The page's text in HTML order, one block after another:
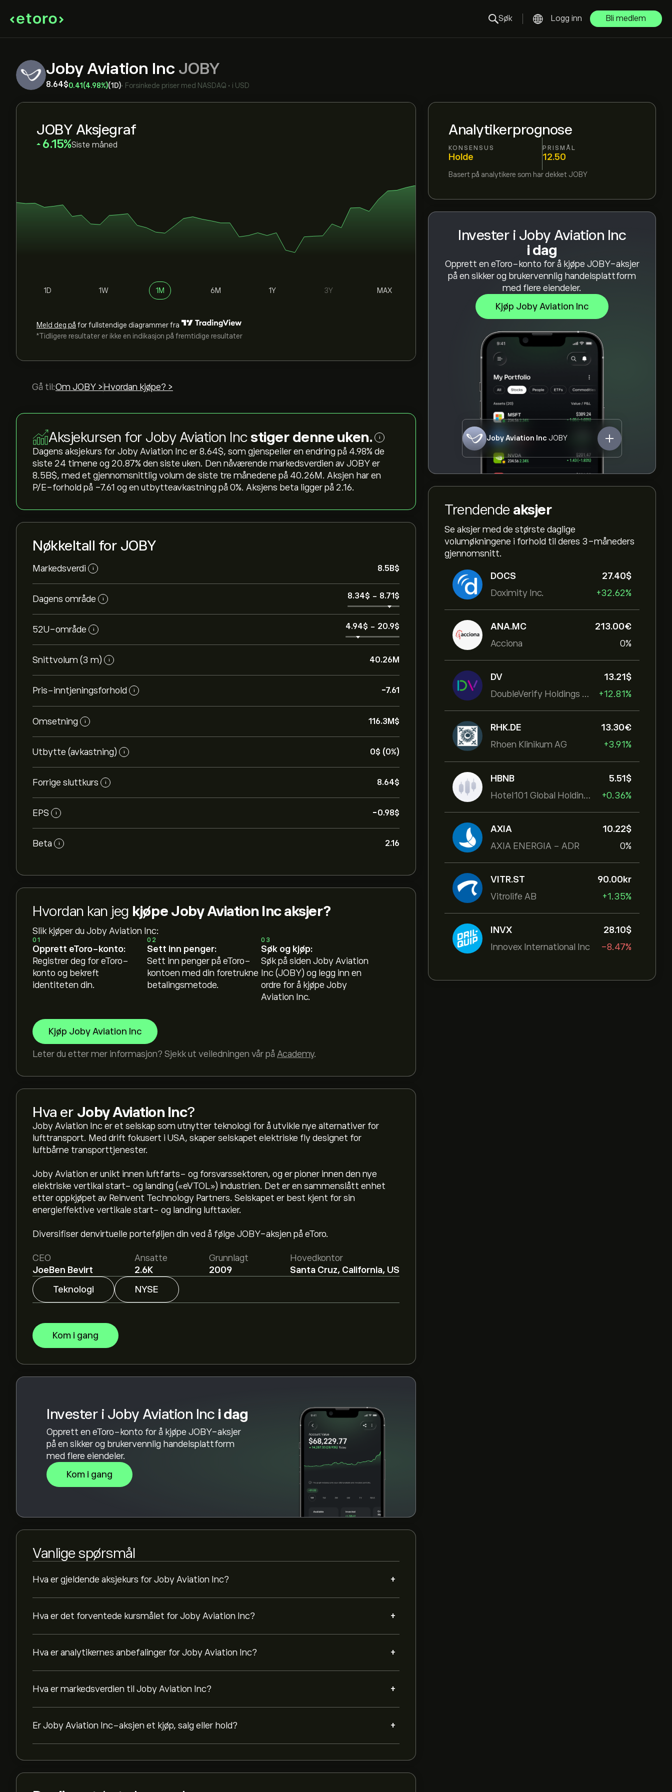
Søk Logg inn Bli medlem
Joby Aviation Inc JOBY
8.64‎$‎0.41 (4.98%)(1D)• Forsinkede priser med NASDAQ • i USD
Analytikerprognose
KONSENSUS
Holde
PRISMÅL
12.50
Basert på analytikere som har dekket JOBY
Invester i Joby Aviation Inc
i dag
Opprett en eToro-konto for å kjøpe JOBY-aksjer
på en sikker og brukervennlig handelsplattform
med flere eiendeler.
Kjøp Joby Aviation Inc
Joby Aviation Inc JOBY
Trendende aksjer
Se aksjer med de største daglige
volumøkningene i forhold til deres 3-måneders
gjennomsnitt.
DOCS
Doximity Inc.
27.40‎$‎
+32.62%
ANA.MC
Acciona
213.00‎€‎
0%
DV
DoubleVerify Holdings Inc
13.21‎$‎
+12.81%
RHK.DE
Rhoen Klinikum AG
13.30‎€‎
+3.91%
HBNB
Hotel101 Global Holdings Corp
5.51‎$‎
+0.36%
AXIA
AXIA ENERGIA - ADR
10.22‎$‎
0%
VITR.ST
Vitrolife AB
90.00‎kr‎
+1.35%
INVX
Innovex International Inc
28.10‎$‎
-8.47%
JOBY Aksjegraf
‎6.15‎ Siste måned
1D 1W 1M 6M 1Y 3Y MAX
Meld deg på for fullstendige diagrammer fra
*Tidligere resultater er ikke en indikasjon på fremtidige resultater
Gå til:Om JOBY > Hvordan kjøpe? >
Aksjekursen for Joby Aviation Incstiger denne uken. i
Dagens aksjekurs for Joby Aviation Inc er 8.64‎$‎, som gjenspeiler en endring på ‎4.98‎% de
siste 24 timene og ‎20.87‎% den siste uken. Den nåværende markedsverdien av JOBY er
8.5B‎$‎, med et gjennomsnittlig volum de siste tre månedene på 40.26M. Aksjen har en
P/E-forhold på -7.61 og en utbytteavkastning på 0%. Aksjens beta ligger på 2.16.
Nøkkeltall for JOBY
Markedsverdi i 8.5B‎$‎
Dagens område i 8.34‎$‎ - 8.71‎$‎
52U-område i 4.94‎$‎ - 20.9‎$‎
Snittvolum (3 m) i 40.26M
Pris-inntjeningsforhold i -7.61
Omsetning i 116.3M‎$‎
Utbytte (avkastning) i 0‎$‎ (0%)
Forrige sluttkurs i 8.64‎$‎
EPS i -0.98‎$‎
Beta i 2.16
Hvordan kan jeg kjøpe Joby Aviation Inc aksjer?
Slik kjøper du Joby Aviation Inc:
01
Opprett eToro-konto:
Registrer deg for eToro-
konto og bekreft
identiteten din.
02
Sett inn penger:
Sett inn penger på eToro-
kontoen med din foretrukne
betalingsmetode.
03
Søk og kjøp:
Søk på siden Joby Aviation
Inc (JOBY) og legg inn en
ordre for å kjøpe Joby
Aviation Inc.
Kjøp Joby Aviation Inc
Leter du etter mer informasjon? Sjekk ut veiledningen vår på Academy.
Hva er Joby Aviation Inc?
Joby Aviation Inc er et selskap som utnytter teknologi for å utvikle nye alternativer for
lufttransport. Med drift fokusert i USA, skaper selskapet elektriske fly designet for
luftbårne transporttjenester.
Joby Aviation er unikt innen luftfarts- og forsvarssektoren, og er pioner innen den nye
elektriske vertikal start- og landing («eVTOL») industrien. Det er en sammenslått enhet
etter oppkjøpet av Reinvent Technology Partners. Selskapet er best kjent for sin
energieffektive vertikale start- og landing lufttaxier.
Diversifiser denvirtuelle porteføljen din ved å følge JOBY-aksjen på eToro.
CEO
JoeBen Bevirt
Ansatte
2.6K
Grunnlagt
2009
Hovedkontor
Santa Cruz, California, US
Teknologi
NYSE
Kom i gang
Invester i Joby Aviation Inc i dag
Opprett en eToro-konto for å kjøpe JOBY-aksjer
på en sikker og brukervennlig handelsplattform
med flere eiendeler.
Kom i gang
Vanlige spørsmål
Hva er gjeldende aksjekurs for Joby Aviation Inc? +
Den nåværende prisen på JOBY er 8.64‎$‎.
Hva er det forventede kursmålet for Joby Aviation Inc? +
detaljerte forventninger og kursmål fra analytikere.
Hva er analytikernes anbefalinger for Joby Aviation Inc? +
Analytikere gir forventninger for Joby Aviation Inc basert på markedstrender, finansielle
rapporter og forventet vekst. Sjekk de nyeste forventningene for fremtidige
prisbevegelser.
Hva er markedsverdien til Joby Aviation Inc? +
Markedsverdien til Joby Aviation Inc er 8.5B‎$‎
Er Joby Aviation Inc-aksjen et kjøp, salg eller hold? +
Basert på anbefalinger fra 3 analytikere for JOBY de siste 3 månedene, er den generelle
konsensusen Holde.